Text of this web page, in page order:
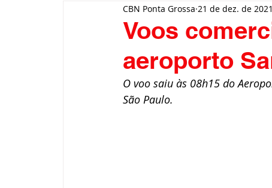
Emprego Campos Gerais
Rodovias Agronegócio
Voos
aeroporto
CBN Ponta Grossa 21 de dez. de 2021
O voo saiu às 08h15 do
São Paulo.